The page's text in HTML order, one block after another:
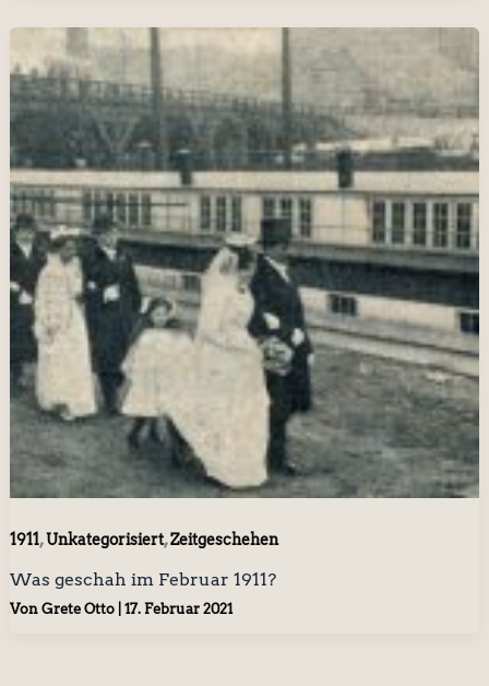
1911,Unkategorisiert,Zeitgeschehen
Was geschah im Februar 1911?
Von Grete Otto 17. Februar 2021